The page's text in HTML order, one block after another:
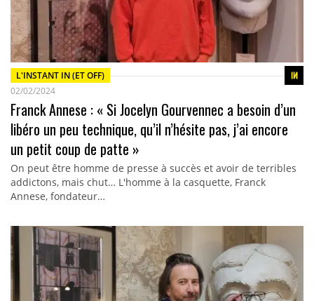
L'INSTANT IN (ET OFF)
02/02/2024
Franck Annese : « Si Jocelyn Gourvennec a besoin d’un
libéro un peu technique, qu’il n’hésite pas, j’ai encore
un petit coup de patte »
On peut être homme de presse à succès et avoir de terribles
addictons, mais chut… L'homme à la casquette, Franck
Annese, fondateur…